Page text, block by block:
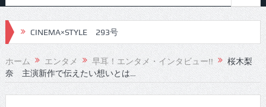
CINEMA×STYLE 293号
CINEMA×STYLE 292号
CINEMA×STYLE 291号
ホーム エンタメ 早耳！エンタメ・インタビュー!!
桜木梨
奈 主演新作で伝えたい想いとは…